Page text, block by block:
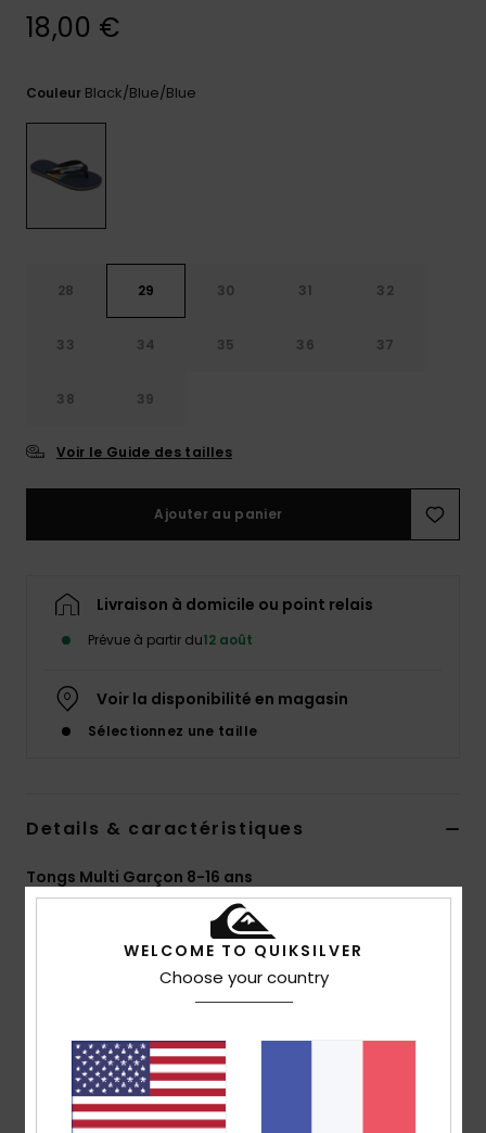
Trouvez
de
Consulter
la FAQ
18,00 €
Couleur Black/blue/blue
28 29 30 31 32
33 34 35 36 37
38 39
Voir le Guide des tailles
Ajouter au panier
Livraison à domicile ou point relais
Prévue à partir du12 août
Voir la disponibilité en magasin
Sélectionnez une taille
Details & caractéristiques
Tongs Multi Garçon 8-16 ans
Code couleur
Bride souple en caoutchouc synthétique
Logotage Quiksilver et logo Mountain & Wave moulé
Assise plantaire texturée antidérapante
Fines rayures de couleur pop sur les côtés
Semelle extérieure en caoutchouc expansé avec
WELCOME TO QUIKSILVER
Choose your country